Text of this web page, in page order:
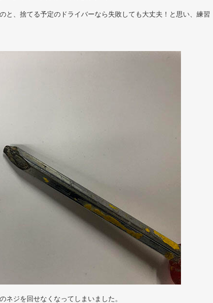
と、捨てる予定のドライバーなら失敗しても大丈夫！と思い、練習
ネジを回せなくなってしまいました。